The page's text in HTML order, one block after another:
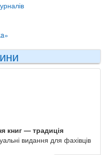
книг — традиція
видання для фахівців